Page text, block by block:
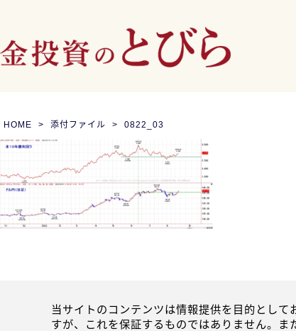
HOME 添付ファイル 0822_03
当サイトのコンテンツは情報提供を目的とし
すが、これを保証するものではありません。